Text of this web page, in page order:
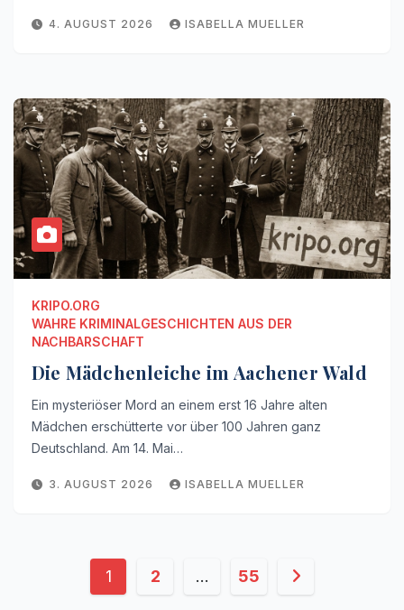
4. AUGUST 2026 ISABELLA MUELLER
KRIPO.ORG
WAHRE KRIMINALGESCHICHTEN AUS DER
NACHBARSCHAFT
Die Mädchenleiche im Aachener Wald
Ein mysteriöser Mord an einem erst 16 Jahre alten
Mädchen erschütterte vor über 100 Jahren ganz
Deutschland. Am 14. Mai…
3. AUGUST 2026 ISABELLA MUELLER
Seitennummerierung
1 2 … 55